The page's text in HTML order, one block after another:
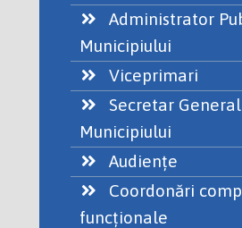
Administrator
Municipiului
Viceprimari
Secretar
Municipiului
Audiențe
Coordonări
funcţionale